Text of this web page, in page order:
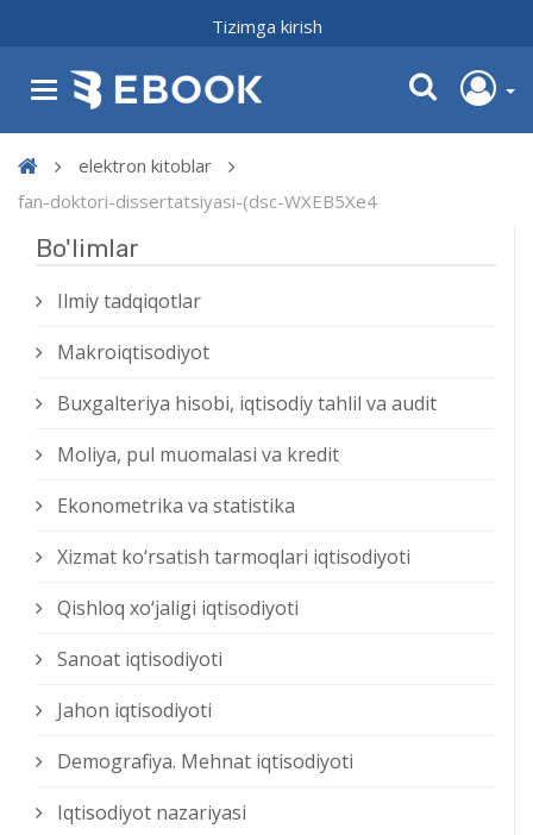
Tizimga kirish
elektron kitoblar
fan-doktori-dissertatsiyasi-(dsc-WXEB5Xe4
Bo'limlar
Ilmiy tadqiqotlar
Makroiqtisodiyot
Buxgalteriya hisobi, iqtisodiy tahlil va audit
Moliya, pul muomalasi va kredit
Ekonometrika va statistika
Xizmat kо‘rsatish tarmoqlari iqtisodiyoti
Qishloq xо‘jaligi iqtisodiyoti
Sanoat iqtisodiyoti
Jahon iqtisodiyoti
Demografiya. Mehnat iqtisodiyoti
Iqtisodiyot nazariyasi